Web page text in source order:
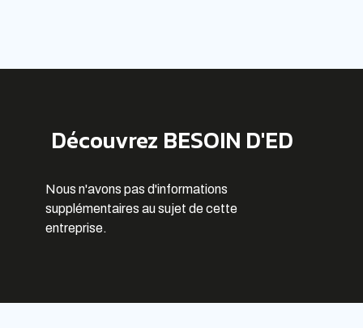
Découvrez BESOIN D'ED
Nous n'avons pas d'informations
supplémentaires au sujet de cette
entreprise.